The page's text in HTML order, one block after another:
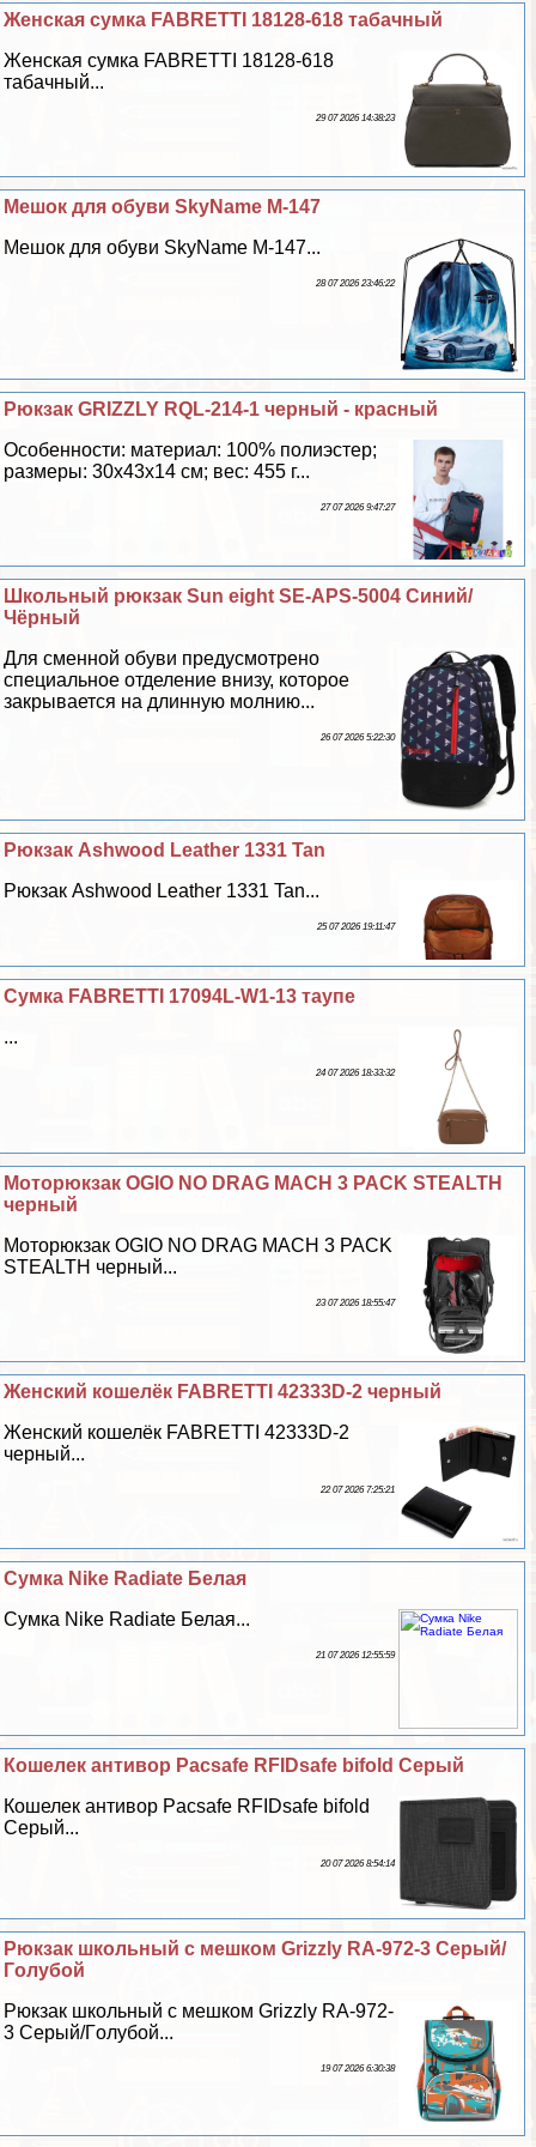
Женская сумка FABRETTI 18128-618 табачный
Женская сумка FABRETTI 18128-618
табачный...
29 07 2026 14:38:23
Мешок для обуви SkyName M-147
Мешок для обуви SkyName M-147...
28 07 2026 23:46:22
Рюкзак GRIZZLY RQL-214-1 черный - красный
Особенности: материал: 100% полиэстер;
размеры: 30х43х14 см; вес: 455 г...
27 07 2026 9:47:27
Школьный рюкзак Sun eight SE-APS-5004 Синий/
Чёрный
Для сменной обуви предусмотрено
специальное отделение внизу, которое
закрывается на длинную молнию...
26 07 2026 5:22:30
Рюкзак Ashwood Leather 1331 Tan
Рюкзак Ashwood Leather 1331 Tan...
25 07 2026 19:11:47
Сумка FABRETTI 17094L-W1-13 таупе
...
24 07 2026 18:33:32
Моторюкзак OGIO NO DRAG MACH 3 PACK STEALTH
черный
Моторюкзак OGIO NO DRAG MACH 3 PACK
STEALTH черный...
23 07 2026 18:55:47
Женский кошелёк FABRETTI 42333D-2 черный
Женский кошелёк FABRETTI 42333D-2
черный...
22 07 2026 7:25:21
Сумка Nike Radiate Белая
Сумка Nike Radiate Белая...
21 07 2026 12:55:59
Кошелек антивор Pacsafe RFIDsafe bifold Серый
Кошелек антивор Pacsafe RFIDsafe bifold
Серый...
20 07 2026 8:54:14
Рюкзак школьный с мешком Grizzly RA-972-3 Серый/
Гoлyбой
Рюкзак школьный с мешком Grizzly RA-972-
3 Серый/Гoлyбой...
19 07 2026 6:30:38